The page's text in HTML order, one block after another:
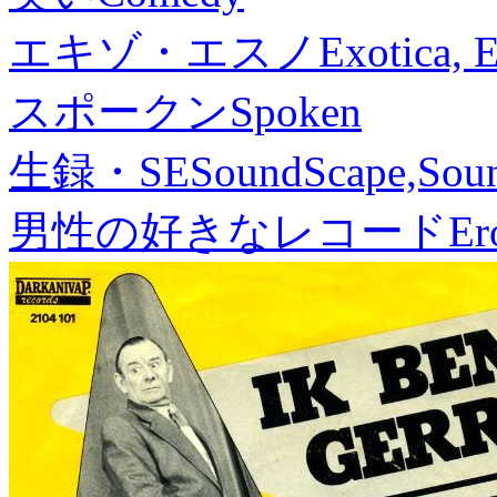
エキゾ・エスノ Exotica,
スポークンSpoken
生録・SE
男性の好きなレコード